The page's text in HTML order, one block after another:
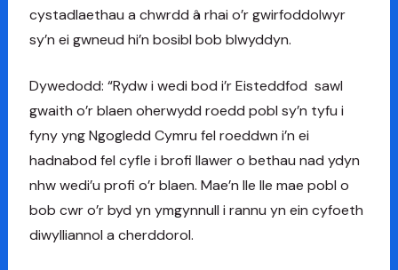
cystadlaethau a chwrdd â rhai o’r gwirfoddolwyr
sy’n ei gwneud hi’n bosibl bob blwyddyn.
Dywedodd: “Rydw i wedi bod i’r Eisteddfod sawl
gwaith o’r blaen oherwydd roedd pobl sy’n tyfu i
fyny yng Ngogledd Cymru fel roeddwn i’n ei
hadnabod fel cyfle i brofi llawer o bethau nad ydyn
nhw wedi’u profi o’r blaen. Mae’n lle lle mae pobl o
bob cwr o’r byd yn ymgynnull i rannu yn ein cyfoeth
diwylliannol a cherddorol.